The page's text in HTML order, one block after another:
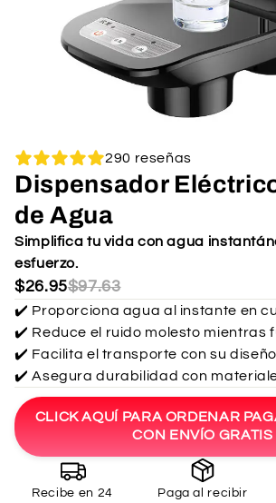
290 reseñas
Dispensador
de Agua
Simplifica tu vida con agua
esfuerzo.
$26.95$97.63
✔️ Proporciona agua al instante en
✔️ Reduce el ruido molesto mientras
✔️ Facilita el transporte con su
✔️ Asegura durabilidad con
CLICK AQUÍ PARA ORDENAR
CON ENVÍO GRATIS
Recibe en 24
Paga al recibir